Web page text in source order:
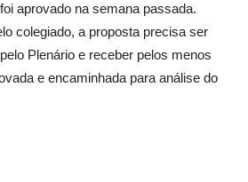
aprovado na semana passada.
colegiado, a proposta precisa ser
Plenário e receber pelos menos
e encaminhada para análise do